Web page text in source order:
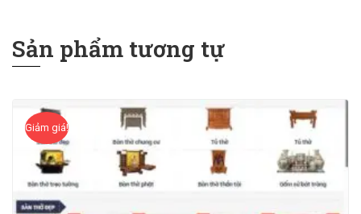
Sản phẩm tương tự
Giảm giá!